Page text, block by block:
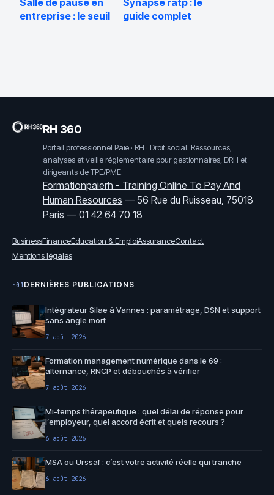
Salle de pause en
entreprise : le seuil
Synapse ratp : le
guide complet
RH 360
Portail professionnel Paie · RH · Droit social. Ressources,
analyses et veille réglementaire pour gestionnaires, DRH et
dirigeants de TPE/PME.
Formationpaierh - Training Online To Pay And
Human Resources —56 Rue du Ruisseau, 75018
Paris —01 42 64 70 18
BusinessFinanceÉducation & EmploiAssuranceContact
Mentions légales
·01DERNIÈRES PUBLICATIONS
Intégrateur Silae à Vannes : paramétrage, DSN et support
sans angle mort
7 août 2026
Formation management numérique dans le 69 :
alternance, RNCP et débouchés à vérifier
7 août 2026
Mi-temps thérapeutique : quel délai de réponse pour
l’employeur, quel accord écrit et quels recours ?
6 août 2026
MSA ou Urssaf : c’est votre activité réelle qui tranche
6 août 2026